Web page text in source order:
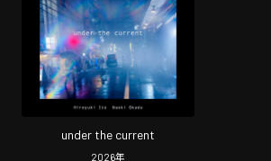
under the current
2026年